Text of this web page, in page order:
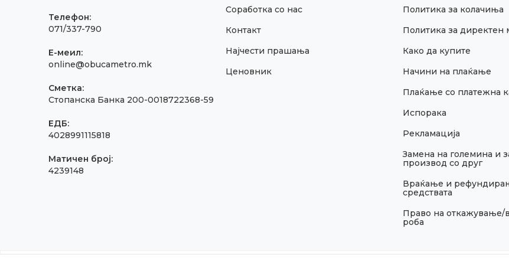
Телефон:
071/337-790
E-меил:
online@obucametro.mk
Сметка:
Стопанска Банка 200-0018722368-59
ЕДБ:
4028991115818
Матичен број:
4239148
Соработка со нас
Контакт
Најчести прашања
Ценовник
Политика за колачиња
Политика за директен
Како да купите
Начини на плаќање
Плаќање со платежна
Испорака
Рекламација
Замена на големина и
производ со друг
Враќање и
средствата
Право на откажување/
роба